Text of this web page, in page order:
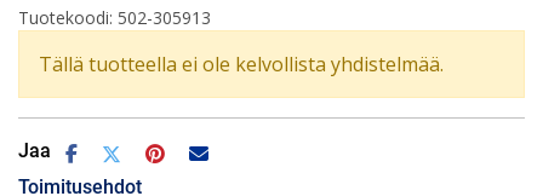
Tuotekoodi: 502-305913
Tällä tuotteella ei ole kelvollista yhdistelmää.
Jaa
Toimitusehdot